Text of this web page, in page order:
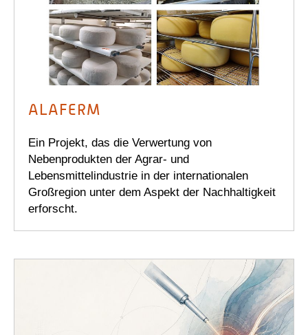
ALAFERM
Ein Projekt, das die Verwertung von
Nebenprodukten der Agrar- und
Lebensmittelindustrie in der internationalen
Großregion unter dem Aspekt der Nachhaltigkeit
erforscht.